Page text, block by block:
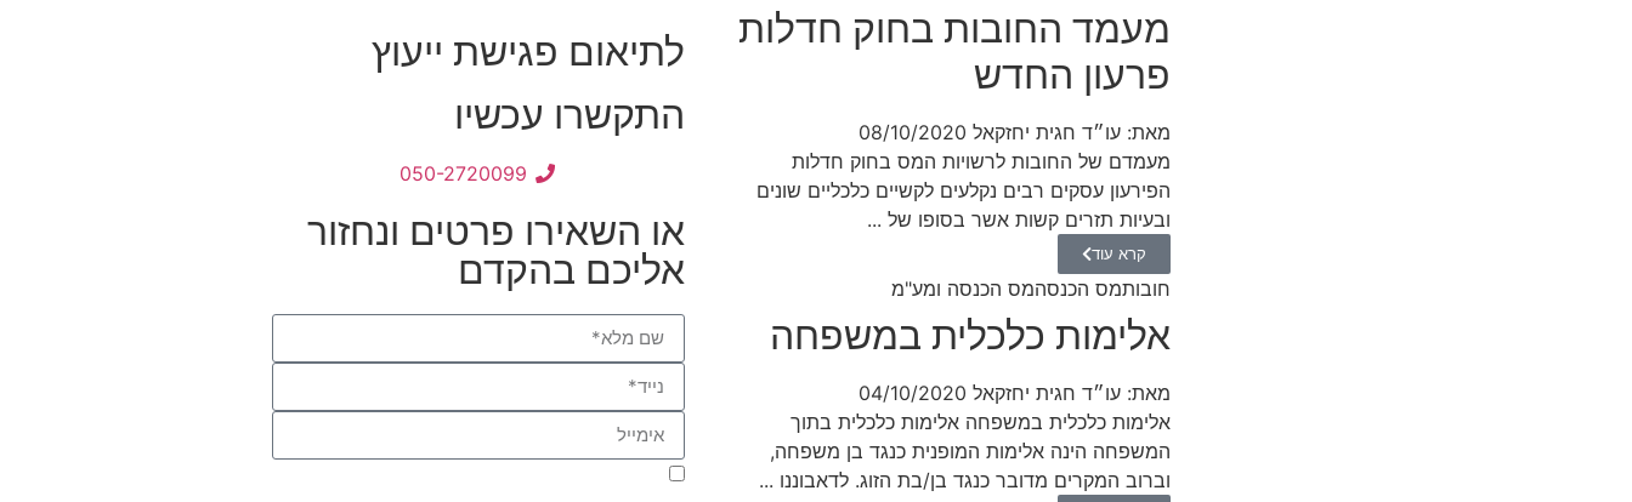
מעמד החובות בחוק חדלות
פרעון החדש
מאת: עו״ד חגית יחזקאל 08/10/2020
מעמדם של החובות לרשויות המס בחוק חדלות
הפירעון עסקים רבים נקלעים לקשיים כלכליים שונים
ובעיות תזרים קשות אשר בסופו של ...
קרא עוד
חובותמס הכנסהמס הכנסה ומע"מ
אלימות כלכלית במשפחה
מאת: עו״ד חגית יחזקאל 04/10/2020
אלימות כלכלית במשפחה אלימות כלכלית בתוך
המשפחה הינה אלימות המופנית כנגד בן משפחה,
וברוב המקרים מדובר כנגד בן/בת הזוג. לדאבוננו ...
לתיאום פגישת ייעוץ
התקשרו עכשיו
050-2720099
או השאירו פרטים ונחזור
אליכם בהקדם